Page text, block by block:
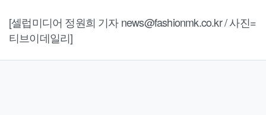
[셀럽미디어 정원희 기자 news@fashionmk.co.kr / 사진=
티브이데일리]